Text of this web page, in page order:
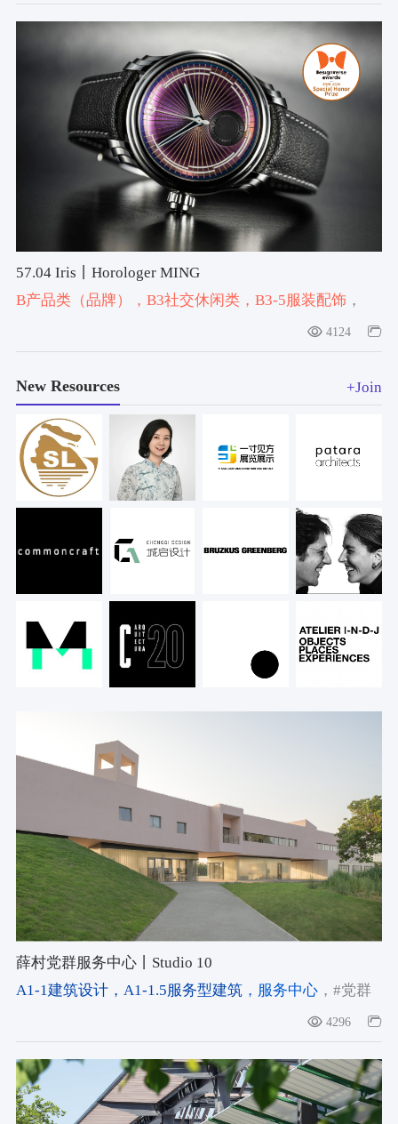
57.04 Iris丨Horologer MING
B产品类（品牌）
，B3社交休闲类，B3-5服装配饰 ，
4124
New Resources +Join
薛村党群服务中心丨Studio 10
A1-1建筑设计，A1-1.5服务型建筑，服务中心，#党群
4296